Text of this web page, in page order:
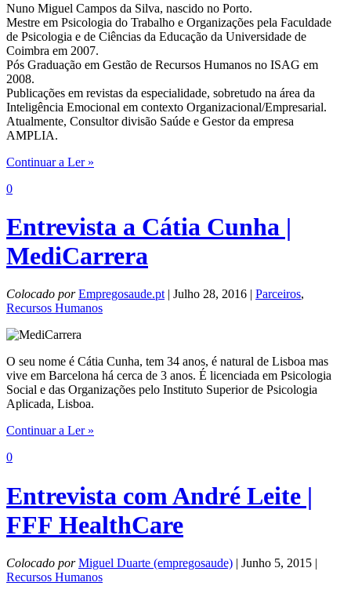
Nuno Miguel Campos da Silva, nascido no Porto.
Mestre em Psicologia do Trabalho e Organizações pela Faculdade
de Psicologia e de Ciências da Educação da Universidade de
Coimbra em 2007.
Pós Graduação em Gestão de Recursos Humanos no ISAG em
2008.
Publicações em revistas da especialidade, sobretudo na área da
Inteligência Emocional em contexto Organizacional/Empresarial.
Atualmente, Consultor divisão Saúde e Gestor da empresa
AMPLIA.
Continuar a Ler »
0
Entrevista a Cátia Cunha |
MediCarrera
Colocado por Empregosaude.pt | Julho 28, 2016 | Parceiros,
Recursos Humanos
O seu nome é Cátia Cunha, tem 34 anos, é natural de Lisboa mas
vive em Barcelona há cerca de 3 anos. É licenciada em Psicologia
Social e das Organizações pelo Instituto Superior de Psicologia
Aplicada, Lisboa.
Continuar a Ler »
0
Entrevista com André Leite |
FFF HealthCare
Colocado por Miguel Duarte (empregosaude) | Junho 5, 2015 |
Recursos Humanos